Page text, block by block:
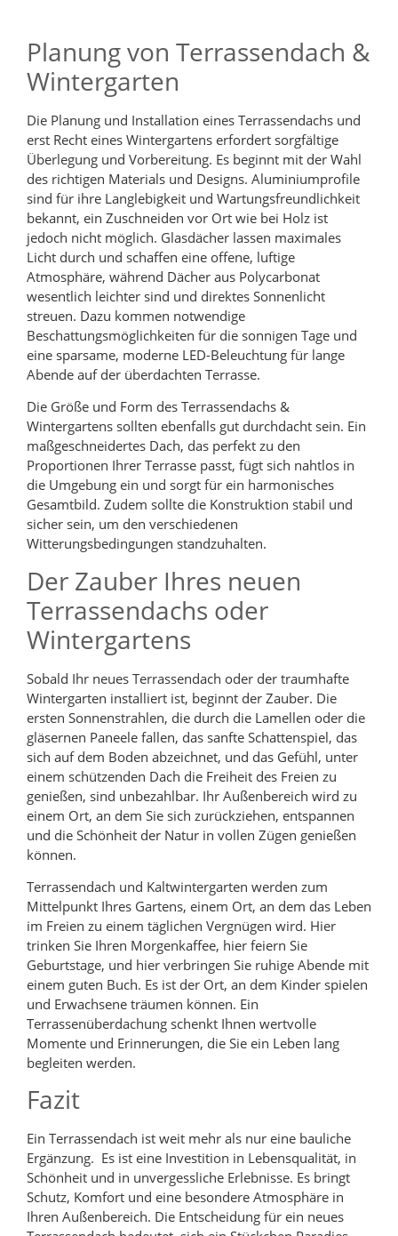
Planung von Terrassendach &
Wintergarten
Die Planung und Installation eines Terrassendachs und
erst Recht eines Wintergartens erfordert sorgfältige
Überlegung und Vorbereitung. Es beginnt mit der Wahl
des richtigen Materials und Designs. Aluminiumprofile
sind für ihre Langlebigkeit und Wartungsfreundlichkeit
bekannt, ein Zuschneiden vor Ort wie bei Holz ist
jedoch nicht möglich. Glasdächer lassen maximales
Licht durch und schaffen eine offene, luftige
Atmosphäre, während Dächer aus Polycarbonat
wesentlich leichter sind und direktes Sonnenlicht
streuen. Dazu kommen notwendige
Beschattungsmöglichkeiten für die sonnigen Tage und
eine sparsame, moderne LED-Beleuchtung für lange
Abende auf der überdachten Terrasse.
Die Größe und Form des Terrassendachs &
Wintergartens sollten ebenfalls gut durchdacht sein. Ein
maßgeschneidertes Dach, das perfekt zu den
Proportionen Ihrer Terrasse passt, fügt sich nahtlos in
die Umgebung ein und sorgt für ein harmonisches
Gesamtbild. Zudem sollte die Konstruktion stabil und
sicher sein, um den verschiedenen
Witterungsbedingungen standzuhalten.
Der Zauber Ihres neuen
Terrassendachs oder
Wintergartens
Sobald Ihr neues Terrassendach oder der traumhafte
Wintergarten installiert ist, beginnt der Zauber. Die
ersten Sonnenstrahlen, die durch die Lamellen oder die
gläsernen Paneele fallen, das sanfte Schattenspiel, das
sich auf dem Boden abzeichnet, und das Gefühl, unter
einem schützenden Dach die Freiheit des Freien zu
genießen, sind unbezahlbar. Ihr Außenbereich wird zu
einem Ort, an dem Sie sich zurückziehen, entspannen
und die Schönheit der Natur in vollen Zügen genießen
können.
Terrassendach und Kaltwintergarten werden zum
Mittelpunkt Ihres Gartens, einem Ort, an dem das Leben
im Freien zu einem täglichen Vergnügen wird. Hier
trinken Sie Ihren Morgenkaffee, hier feiern Sie
Geburtstage, und hier verbringen Sie ruhige Abende mit
einem guten Buch. Es ist der Ort, an dem Kinder spielen
und Erwachsene träumen können. Ein
Terrassenüberdachung schenkt Ihnen wertvolle
Momente und Erinnerungen, die Sie ein Leben lang
begleiten werden.
Fazit
Ein Terrassendach ist weit mehr als nur eine bauliche
Ergänzung. Es ist eine Investition in Lebensqualität, in
Schönheit und in unvergessliche Erlebnisse. Es bringt
Schutz, Komfort und eine besondere Atmosphäre in
Ihren Außenbereich. Die Entscheidung für ein neues